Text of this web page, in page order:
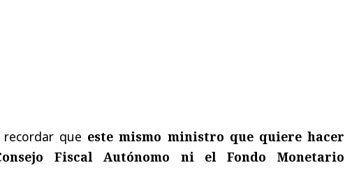
que este mismo ministro que quiere hacer
Fiscal Autónomo ni el Fondo Monetario